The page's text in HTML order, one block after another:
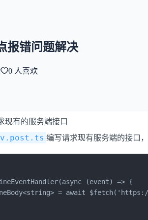
报错问题解决
0 人喜欢
现有的服务端接口
编写请求现有服务端的接口
(event) => {
= await